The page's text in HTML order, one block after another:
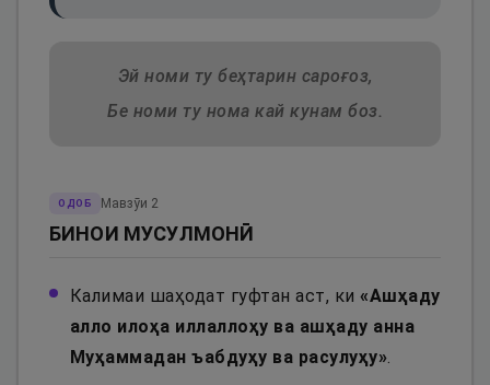
Эй номи ту беҳтарин сароғоз,
Бе номи ту нома кай кунам боз.
ОДОБ Мавзӯи 2
БИНОИ МУСУЛМОНӢ
Калимаи шаҳодат гуфтан аст, ки «Ашҳаду
алло илоҳа иллаллоҳу ва ашҳаду анна
Муҳаммадан ъабдуҳу ва расулуҳу»